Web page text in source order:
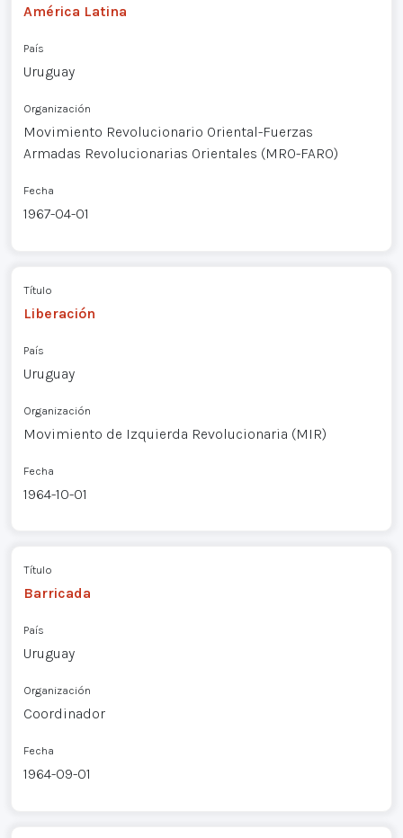
América Latina
País
Uruguay
Organización
Movimiento Revolucionario Oriental-Fuerzas
Armadas Revolucionarias Orientales (MRO-FARO)
Fecha
1967-04-01
Título
Liberación
País
Uruguay
Organización
Movimiento de Izquierda Revolucionaria (MIR)
Fecha
1964-10-01
Título
Barricada
País
Uruguay
Organización
Coordinador
Fecha
1964-09-01